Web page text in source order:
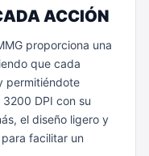
ACCIÓN
proporciona una
que cada
permitiéndote
DPI con su
el diseño ligero y
facilitar un